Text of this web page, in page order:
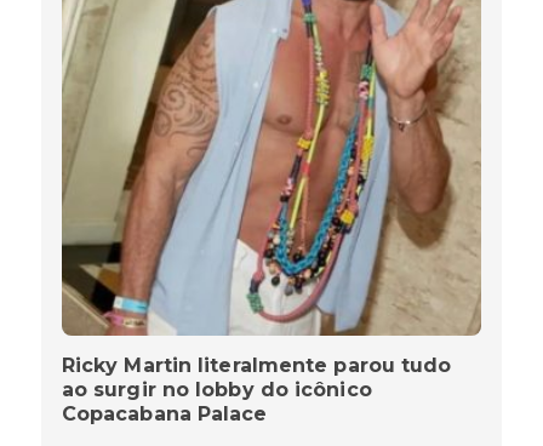
Ricky Martin literalmente parou tudo
ao surgir no lobby do icônico
Copacabana Palace